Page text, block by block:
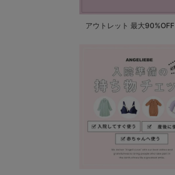
アウトレット 最大90%OFF